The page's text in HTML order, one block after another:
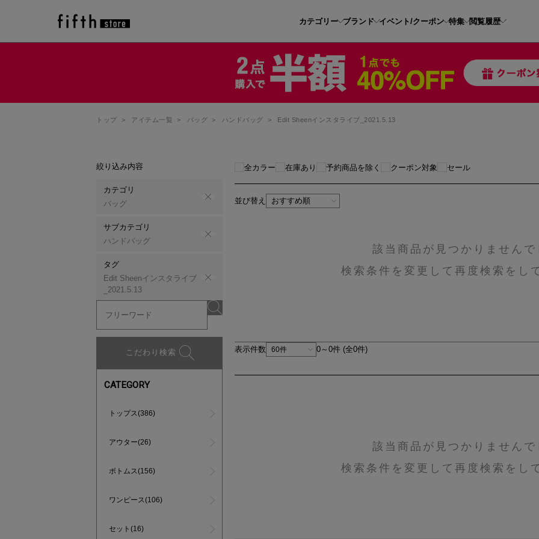
カテゴリー ブランド イベント/クーポン 特集 閲覧履歴
トップ > アイテム一覧 > バッグ > ハンドバッグ > Edit Sheenインスタライブ_2021.5.13
絞り込み内容
カテゴリ
バッグ
サブカテゴリ
ハンドバッグ
タグ
Edit Sheenインスタライブ
_2021.5.13
こだわり検索
CATEGORY
トップス(386)
アウター(26)
ボトムス(156)
ワンピース(106)
セット(16)
全カラー 在庫あり 予約商品を除く クーポン対象 セール
並び替え
該当商品が見つかりませんで
検索条件を変更して再度検索をし
表示件数 0～0件 (全0件)
該当商品が見つかりませんで
検索条件を変更して再度検索をし